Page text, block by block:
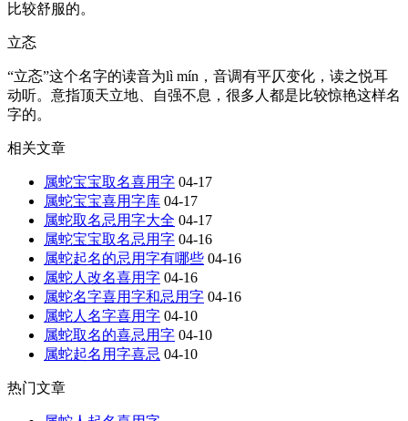
比较舒服的。
立忞
“立忞”这个名字的读音为lì mín，音调有平仄变化，读之悦耳
动听。意指顶天立地、自强不息，很多人都是比较惊艳这样名
字的。
相关文章
属蛇宝宝取名喜用字 04-17
属蛇宝宝喜用字库 04-17
属蛇取名忌用字大全 04-17
属蛇宝宝取名忌用字 04-16
属蛇起名的忌用字有哪些 04-16
属蛇人改名喜用字 04-16
属蛇名字喜用字和忌用字 04-16
属蛇人名字喜用字 04-10
属蛇取名的喜忌用字 04-10
属蛇起名用字喜忌 04-10
热门文章